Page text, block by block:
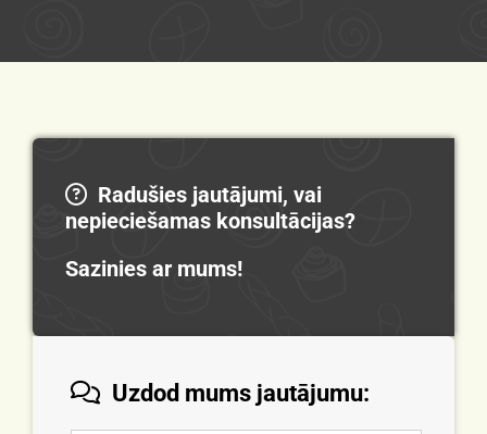
 Radušies jautājumi, vai
nepieciešamas konsultācijas?
Sazinies ar mums!
 Uzdod mums jautājumu: